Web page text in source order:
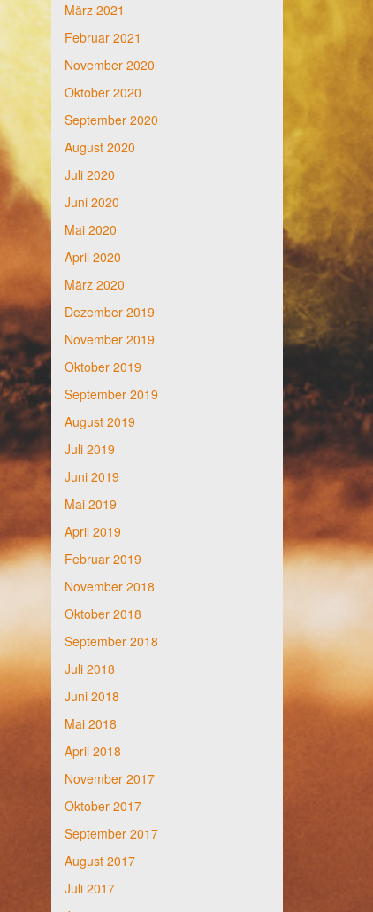
März 2021
Februar 2021
November 2020
Oktober 2020
September 2020
August 2020
Juli 2020
Juni 2020
Mai 2020
April 2020
März 2020
Dezember 2019
November 2019
Oktober 2019
September 2019
August 2019
Juli 2019
Juni 2019
Mai 2019
April 2019
Februar 2019
November 2018
Oktober 2018
September 2018
Juli 2018
Juni 2018
Mai 2018
April 2018
November 2017
Oktober 2017
September 2017
August 2017
Juli 2017